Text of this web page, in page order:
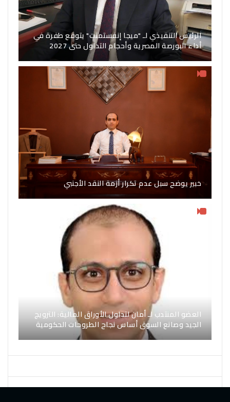
الرئيس التنفيذي لـ "ميجا إنفستمنت" يتوقع طفرة في
أداء البورصة المصرية وأحجام التداول حتى 2027
خبير يوضح سبل عدم تكرار أزمة النقد الأجنبي
العضو المنتدب لـ أمان لتداول الأوراق المالية: الترويج
الجيد وصانع السوق أساس نجاح الطروحات الحكومية